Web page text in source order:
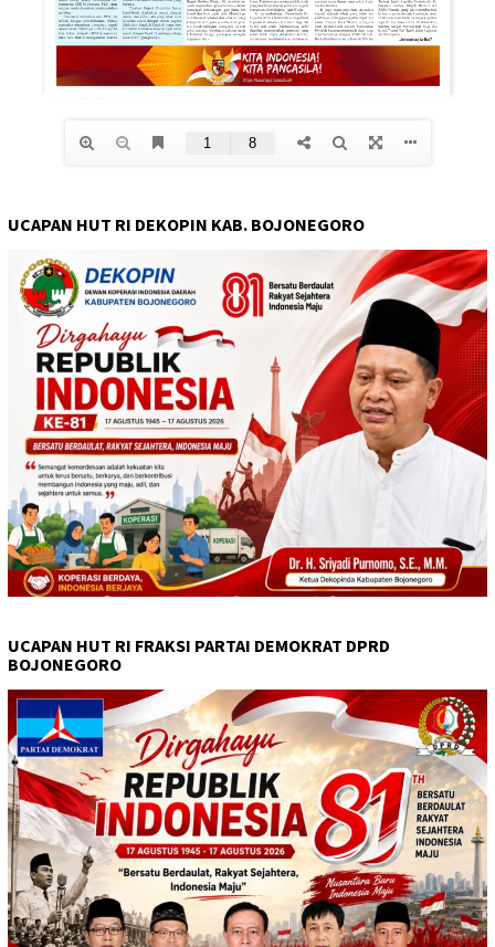
UCAPAN HUT RI DEKOPIN KAB. BOJONEGORO
UCAPAN HUT RI FRAKSI PARTAI DEMOKRAT DPRD
BOJONEGORO